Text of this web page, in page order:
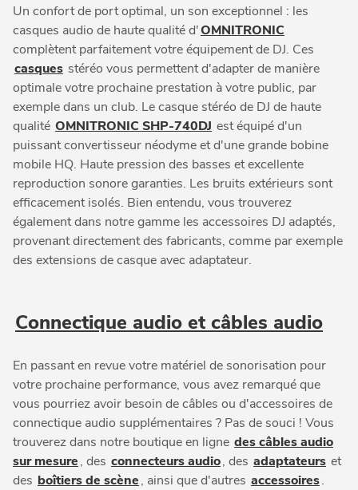
Un confort de port optimal, un son exceptionnel : les
casques audio de haute qualité d'OMNITRONIC
complètent parfaitement votre équipement de DJ. Ces
casques stéréo vous permettent d'adapter de manière
optimale votre prochaine prestation à votre public, par
exemple dans un club. Le casque stéréo de DJ de haute
qualité OMNITRONIC SHP-740DJ est équipé d'un
puissant convertisseur néodyme et d'une grande bobine
mobile HQ. Haute pression des basses et excellente
reproduction sonore garanties. Les bruits extérieurs sont
efficacement isolés. Bien entendu, vous trouverez
également dans notre gamme les accessoires DJ adaptés,
provenant directement des fabricants, comme par exemple
des extensions de casque avec adaptateur.
Connectique audio et câbles audio
En passant en revue votre matériel de sonorisation pour
votre prochaine performance, vous avez remarqué que
vous pourriez avoir besoin de câbles ou d'accessoires de
connectique audio supplémentaires ? Pas de souci ! Vous
trouverez dans notre boutique en ligne des câbles audio
sur mesure, des connecteurs audio, des adaptateurs et
des boîtiers de scène, ainsi que d'autres accessoires.